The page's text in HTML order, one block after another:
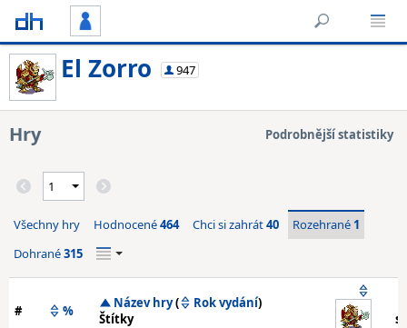
El Zorro 947
Hry Podrobnější statistiky
Všechny hry Hodnocené464 Chci si zahrát40 Rozehrané 1
Dohrané315
# % Název hry( Rok vydání)
Štítky